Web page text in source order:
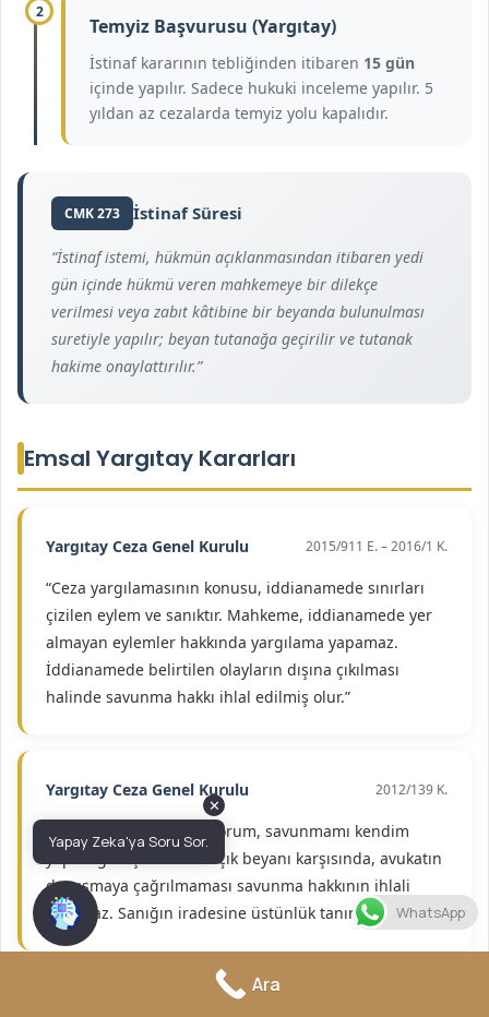
2
Temyiz Başvurusu (Yargıtay)
İstinaf kararının tebliğinden itibaren 15 gün
içinde yapılır. Sadece hukuki inceleme yapılır. 5
yıldan az cezalarda temyiz yolu kapalıdır.
CMK 273 İstinaf Süresi
“İstinaf istemi, hükmün açıklanmasından itibaren yedi
gün içinde hükmü veren mahkemeye bir dilekçe
verilmesi veya zabıt kâtibine bir beyanda bulunulması
suretiyle yapılır; beyan tutanağa geçirilir ve tutanak
hakime onaylattırılır.”
Emsal Yargıtay Kararları
Yargıtay Ceza Genel Kurulu 2015/911 E. – 2016/1 K.
“Ceza yargılamasının konusu, iddianamede sınırları
çizilen eylem ve sanıktır. Mahkeme, iddianamede yer
almayan eylemler hakkında yargılama yapamaz.
İddianamede belirtilen olayların dışına çıkılması
halinde savunma hakkı ihlal edilmiş olur.”
Yargıtay Ceza Genel Kurulu 2012/139 K.
“Sanığın ‘avukat istemiyorum, savunmamı kendim
yapacağım’ şeklindeki açık beyanı karşısında, avukatın
duruşmaya çağrılmaması savunma hakkının ihlali
sayılmaz. Sanığın iradesine üstünlük tanımak gerekir.”
WhatsApp
Ara
✕
Yapay Zeka'ya Soru Sor.